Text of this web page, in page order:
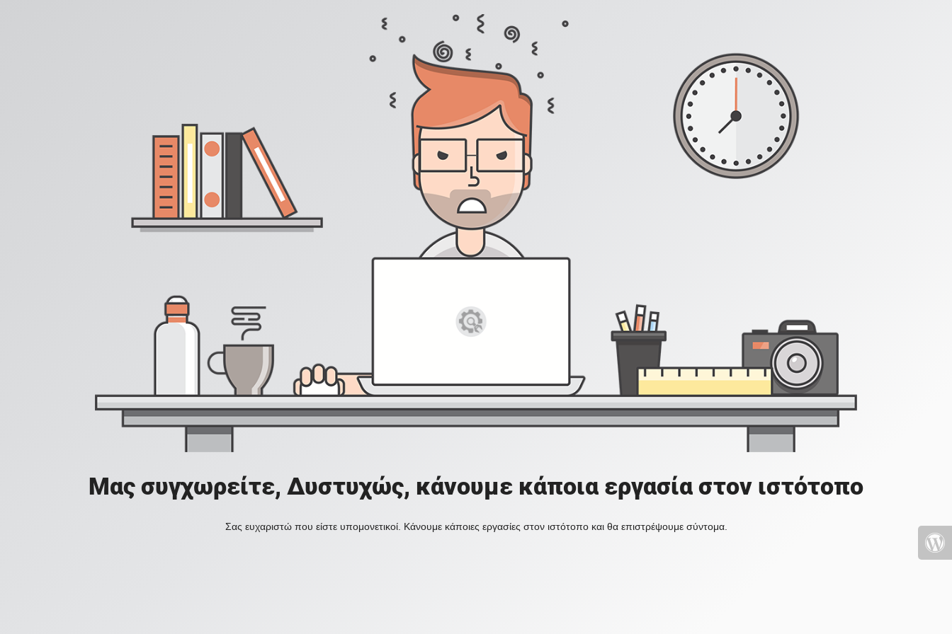
Μας συγχωρείτε, Δυστυχώς, κάνουμε κάποια εργασία στον ιστότοπο
Σας ευχαριστώ που είστε υπομονετικοί. Κάνουμε κάποιες εργασίες στον ιστότοπο και θα επιστρέψουμε σύντομα.